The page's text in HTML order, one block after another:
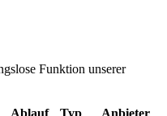
Funktion unserer
Ablauf Typ Anbieter